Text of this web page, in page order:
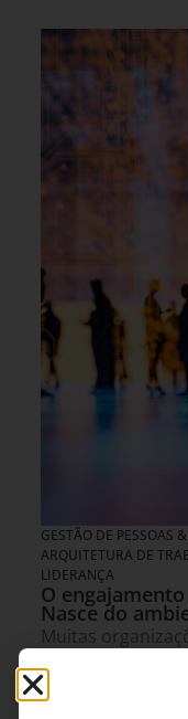
GESTÃO DE PESSOAS &
ARQUITETURA DE
LIDERANÇA
O
Nasce do
Muitas
engajamento
quando ele é,